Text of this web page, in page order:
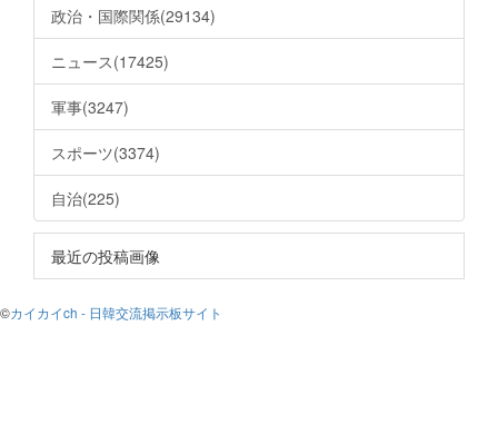
政治・国際関係(29134)
ニュース(17425)
軍事(3247)
スポーツ(3374)
自治(225)
最近の投稿画像
©カイカイch - 日韓交流掲示板サイト